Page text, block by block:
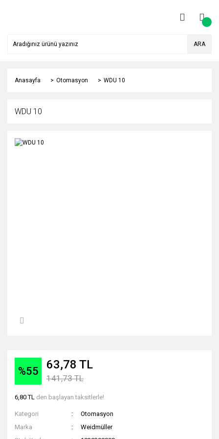
ARA
Anasayfa Otomasyon WDU 10
WDU 10
%55 63,78 TL
141,73 TL
6,80 TL den başlayan taksitlerle!
Kategori
Otomasyon
Marka
Weidmüller